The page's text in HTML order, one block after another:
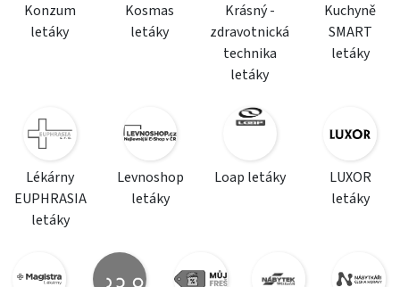
Konzum
letáky
Kosmas
letáky
Krásný -
zdravotnická
technika
letáky
Kuchyně
SMART
letáky
Lékárny
EUPHRASIA
letáky
Levnoshop
letáky
Loap letáky
LUXOR
letáky